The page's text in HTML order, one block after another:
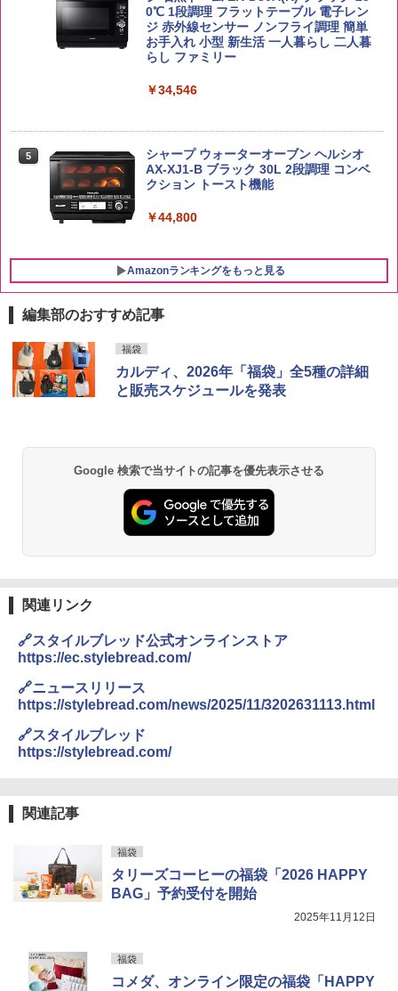
【在庫処分価格】ももたろう印 無洗米 5
白州 Story of the Distillery 2026 化粧箱
￥20,000
￥3,248
し 塩らーめん 108g×10袋 保存食 備蓄
0℃ 1段調理 フラットテーブル 電子レン
ジ 赤外線センサー ノンフライ調理 簡単
お手入れ 小型 新生活 一人暮らし 二人暮
らし ファミリー
￥34,546
5
シャープ ウォーターオーブン ヘルシオ
AX-XJ1-B ブラック 30L 2段調理 コンベ
クション トースト機能
￥44,800
Amazonランキングをもっと見る
編集部のおすすめ記事
福袋
カルディ、2026年「福袋」全5種の詳細
と販売スケジュールを発表
Google 検索で当サイトの記事を優先表示させる
関連リンク
🔗スタイルブレッド公式オンラインストア
https://ec.stylebread.com/
🔗ニュースリリース
https://stylebread.com/news/2025/11/3202631113.html
🔗スタイルブレッド
https://stylebread.com/
関連記事
福袋
タリーズコーヒーの福袋「2026 HAPPY
BAG」予約受付を開始
2025年11月12日
福袋
コメダ、オンライン限定の福袋「HAPPY